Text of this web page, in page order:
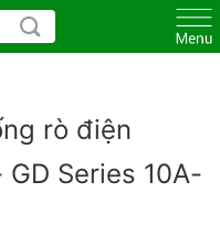
rò điện
GD Series 10A-